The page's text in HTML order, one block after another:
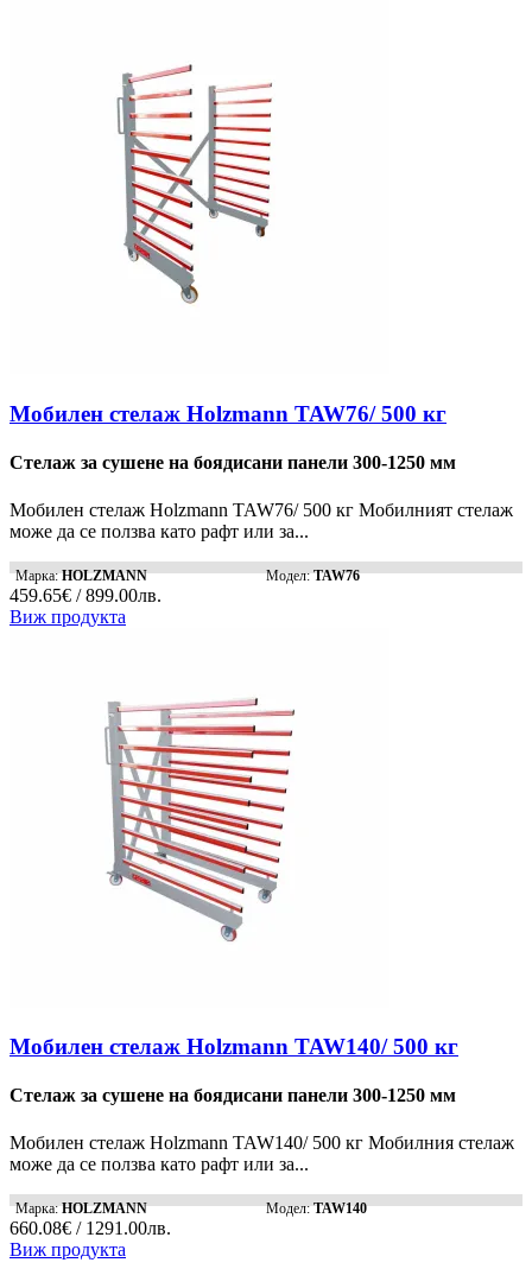
Мобилен стелаж Holzmann TAW76/ 500 кг
Стелаж за сушене на боядисани панели 300-1250 мм
Мобилен стелаж Holzmann TAW76/ 500 кг Мобилният стелаж
може да се ползва като рафт или за...
Марка:HOLZMANN Модел:TAW76
459.65€ / 899.00лв.
Виж продукта
Мобилен стелаж Holzmann TAW140/ 500 кг
Стелаж за сушене на боядисани панели 300-1250 мм
Мобилен стелаж Holzmann TAW140/ 500 кг Мобилния стелаж
може да се ползва като рафт или за...
Марка:HOLZMANN Модел:TAW140
660.08€ / 1291.00лв.
Виж продукта